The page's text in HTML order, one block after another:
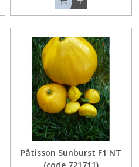
Pâtisson Sunburst F1 NT
(code 721711)